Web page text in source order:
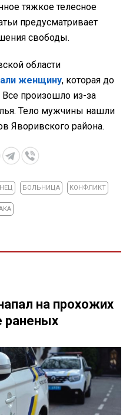
тяжкое телесное
предусматривает
свободы.
области
женщину, которая до
Все произошло из-за
Тело мужчины нашли
Яворивского района.
БОЛЬНИЦА КОНФЛИКТ
на прохожих
раненых